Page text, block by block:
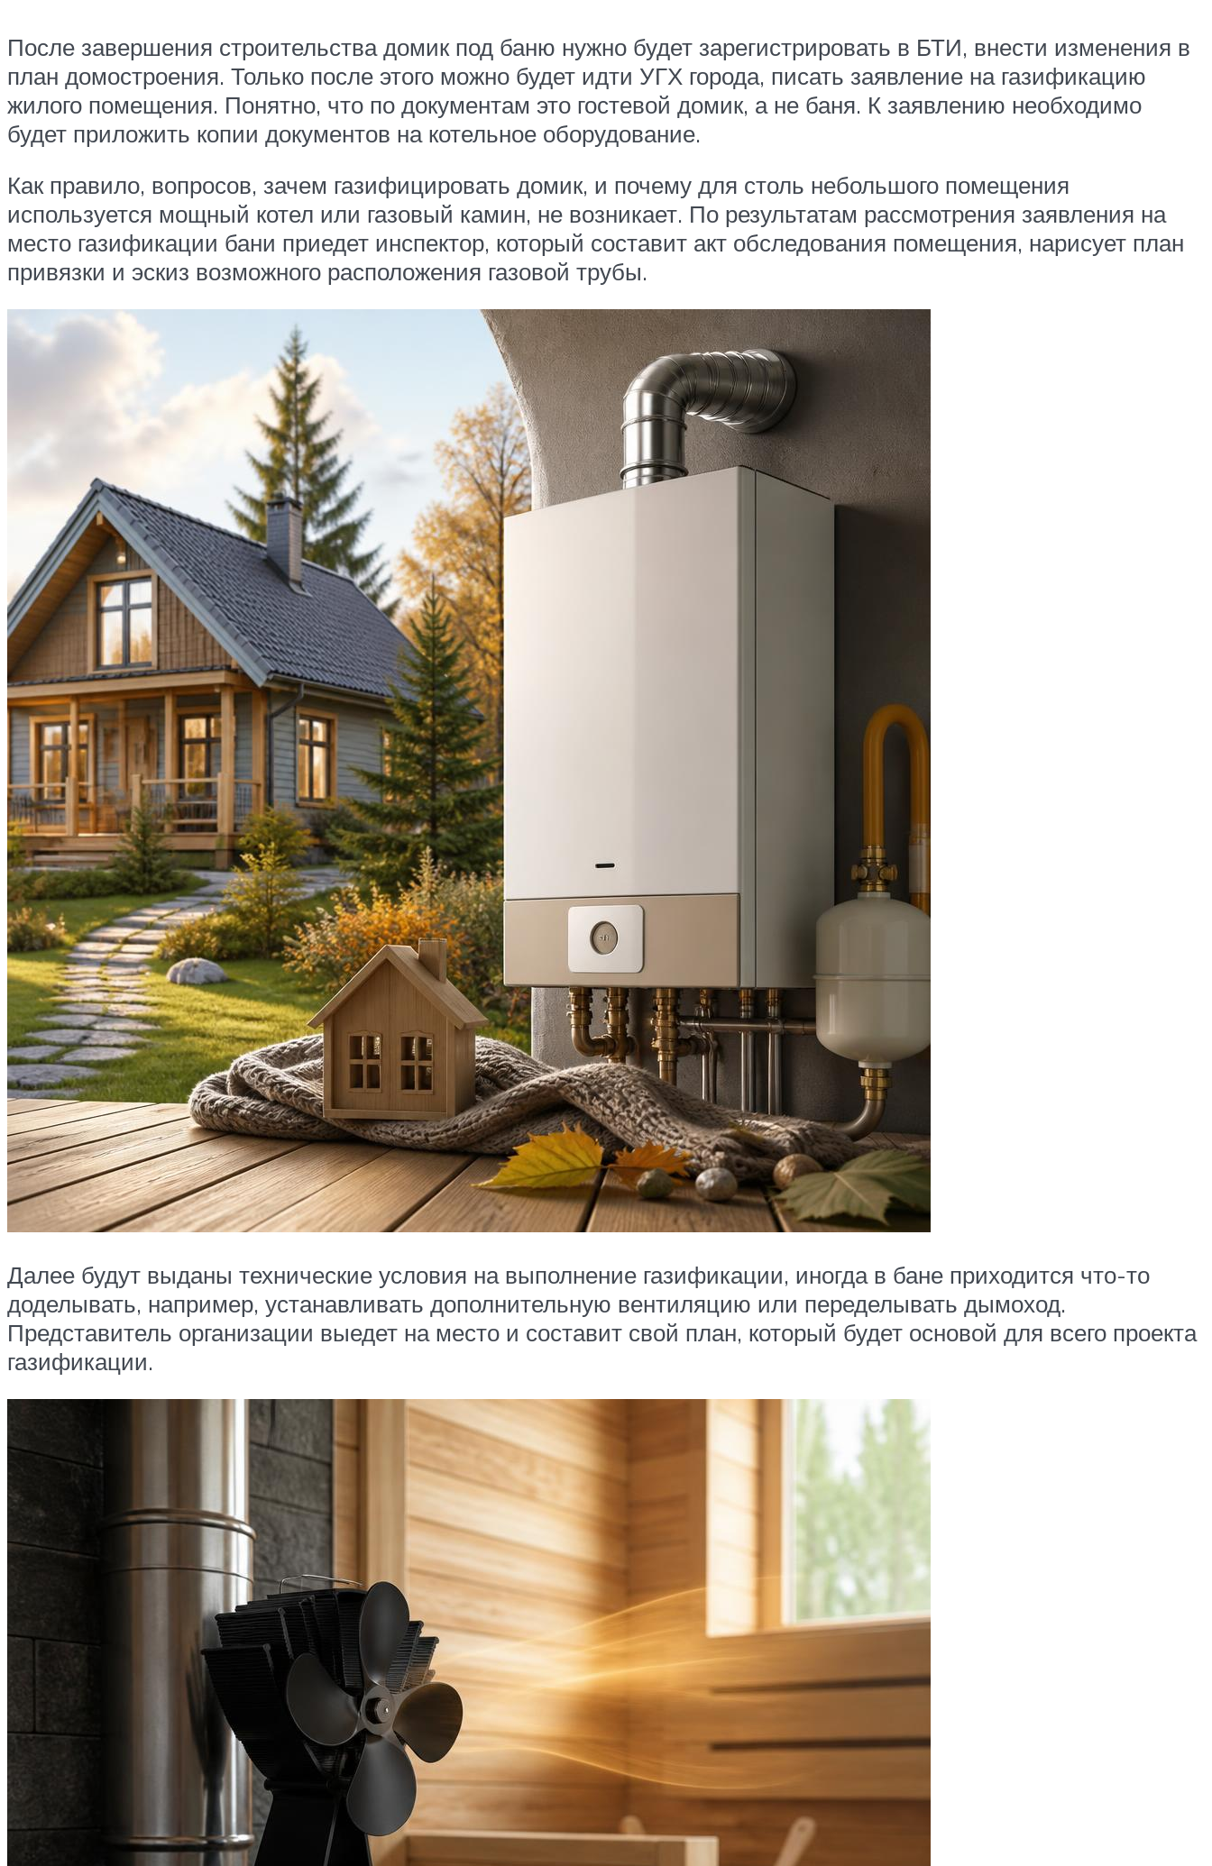
После завершения строительства домик под баню нужно будет зарегистрировать в БТИ, внести изменения в
план домостроения. Только после этого можно будет идти УГХ города, писать заявление на газификацию
жилого помещения. Понятно, что по документам это гостевой домик, а не баня. К заявлению необходимо
будет приложить копии документов на котельное оборудование.
Как правило, вопросов, зачем газифицировать домик, и почему для столь небольшого помещения
используется мощный котел или газовый камин, не возникает. По результатам рассмотрения заявления на
место газификации бани приедет инспектор, который составит акт обследования помещения, нарисует план
привязки и эскиз возможного расположения газовой трубы.
Далее будут выданы технические условия на выполнение газификации, иногда в бане приходится что-то
доделывать, например, устанавливать дополнительную вентиляцию или переделывать дымоход.
Представитель организации выедет на место и составит свой план, который будет основой для всего проекта
газификации.